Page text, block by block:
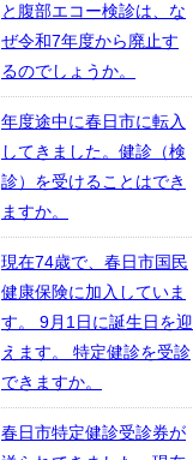
と腹部エコー検診は、な
ぜ令和7年度から廃止す
るのでしょうか。
年度途中に春日市に転入
してきました。健診（検
診）を受けることはでき
ますか。
現在74歳で、春日市国民
健康保険に加入していま
す。 9月1日に誕生日を迎
えます。 特定健診を受診
できますか。
春日市特定健診受診券が